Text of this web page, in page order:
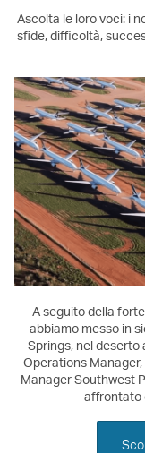
Ascolta le loro voci: i
sfide, difficoltà,
A seguito della
abbiamo messo in
Springs, nel deserto
Operations
Manager Southwest
affrontato